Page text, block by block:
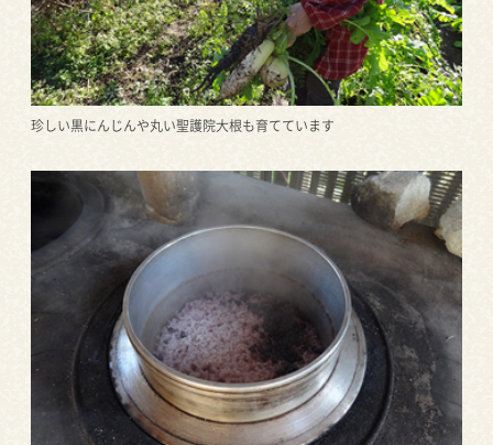
珍しい黒にんじんや丸い聖護院大根も育てています